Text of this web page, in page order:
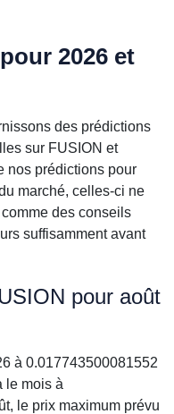
2026 et
des prédictions
sur FUSION et
nos prédictions pour
marché, celles-ci ne
des conseils
suffisamment avant
pour août
à 0.017743500081552
le mois à
le prix maximum prévu